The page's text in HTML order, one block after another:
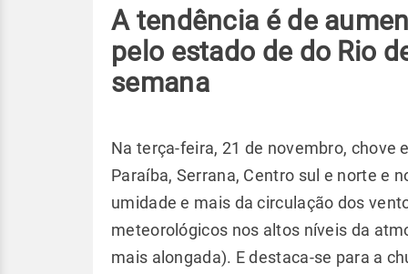
A tendência é de
pelo estado de do Rio
semana
Na terça-feira, 21 de novembro, chove
Paraíba, Serrana, Centro sul e norte e
umidade e mais da circulação dos
meteorológicos nos altos níveis da
mais alongada). E destaca-se para a